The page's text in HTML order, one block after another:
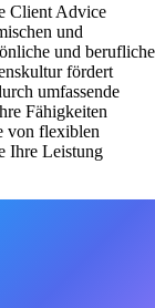
Client Advice
und
und berufliche
fördert
umfassende
Fähigkeiten
von flexiblen
Ihre Leistung